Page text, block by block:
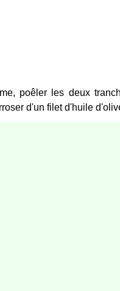
poêler les deux
d'un filet d'huile